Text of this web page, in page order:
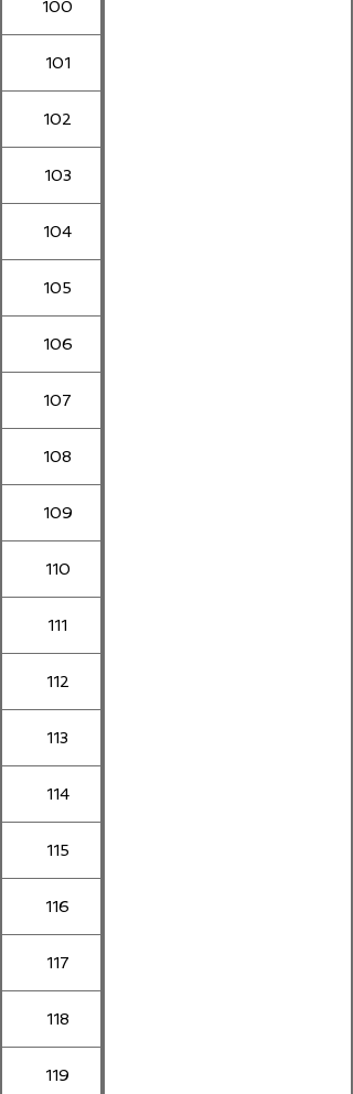
100
101
102
103
104
105
106
107
108
109
110
111
112
113
114
115
116
117
118
119